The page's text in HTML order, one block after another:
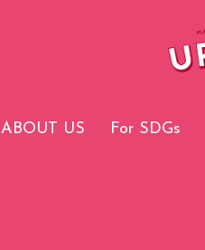
ABOUT US For SDGs